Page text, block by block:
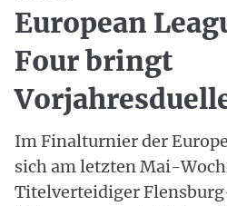
European
Four bringt
Im Finalturnier der
sich am letzten Mai-
Titelverteidiger